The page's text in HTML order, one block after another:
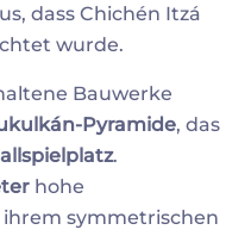
dass Chichén Itzá
wurde.
Bauwerke
Pyramide, das
.
hohe
symmetrischen